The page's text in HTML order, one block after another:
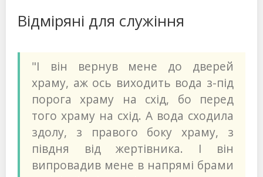
Відміряні для служіння
"І він вернув мене до дверей
храму, аж ось виходить вода з-під
порога храму на схід, бо перед
того храму на схід. А вода сходила
здолу, з правого боку храму, з
півдня від жертівника. І він
випровадив мене в напрямі брами